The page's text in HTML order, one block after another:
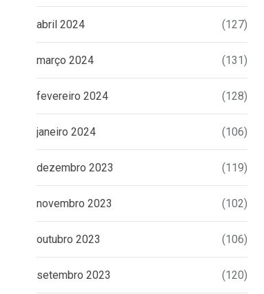
abril 2024 (127)
março 2024 (131)
fevereiro 2024 (128)
janeiro 2024 (106)
dezembro 2023 (119)
novembro 2023 (102)
outubro 2023 (106)
setembro 2023 (120)